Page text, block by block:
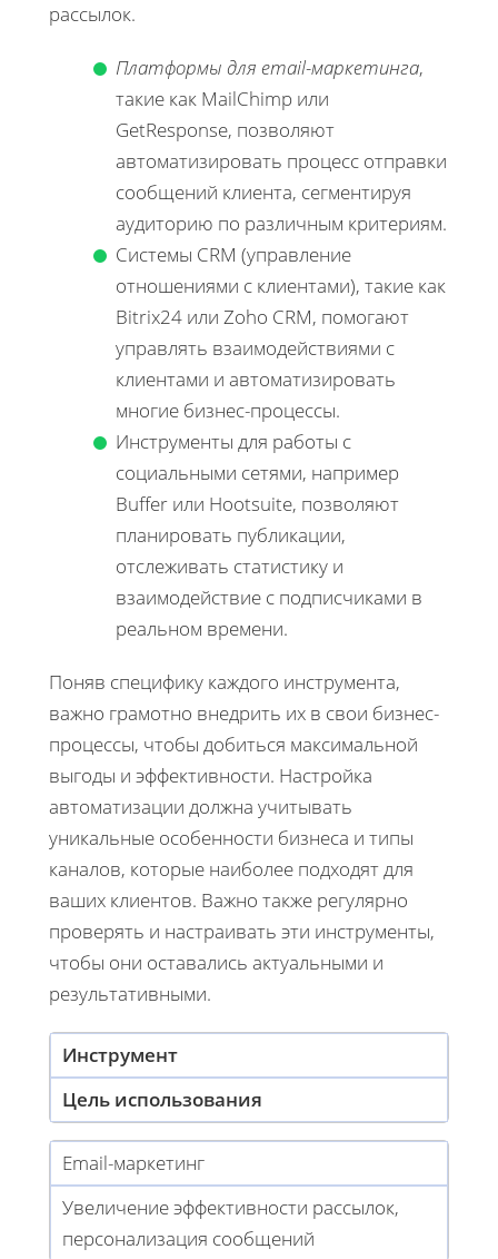
рассылок.
Платформы для email-маркетинга,
такие как MailChimp или
GetResponse, позволяют
автоматизировать процесс отправки
сообщений клиента, сегментируя
аудиторию по различным критериям.
Системы CRM (управление
отношениями с клиентами), такие как
Bitrix24 или Zoho CRM, помогают
управлять взаимодействиями с
клиентами и автоматизировать
многие бизнес-процессы.
Инструменты для работы с
социальными сетями, например
Buffer или Hootsuite, позволяют
планировать публикации,
отслеживать статистику и
взаимодействие с подписчиками в
реальном времени.
Поняв специфику каждого инструмента,
важно грамотно внедрить их в свои бизнес-
процессы, чтобы добиться максимальной
выгоды и эффективности. Настройка
автоматизации должна учитывать
уникальные особенности бизнеса и типы
каналов, которые наиболее подходят для
ваших клиентов. Важно также регулярно
проверять и настраивать эти инструменты,
чтобы они оставались актуальными и
результативными.
Инструмент
Цель использования
Email-маркетинг
Увеличение эффективности рассылок,
персонализация сообщений